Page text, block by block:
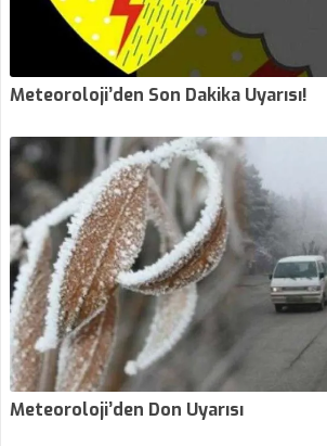
Meteoroloji’den Son Dakika Uyarısı!
Meteoroloji’den Don Uyarısı